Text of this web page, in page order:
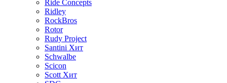
Ride Concepts
Ridley
RockBros
Rotor
Rudy Project
Santini Хит
Schwalbe
Scicon
Scott Хит